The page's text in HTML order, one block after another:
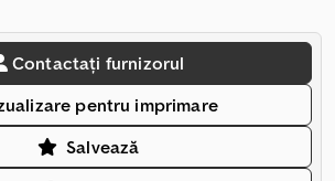
Contactați furnizorul
pentru imprimare
Salvează